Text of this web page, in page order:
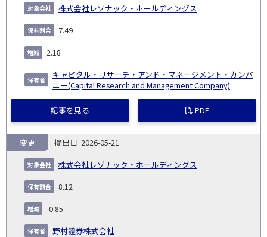
株式会社レゾナック・ホールディングス
7.49
2.18
キャピタル・リサーチ・アンド・マネージメント・カンパ
ニー(Capital Research and Management Company)
記事を見る PDF
2026-05-21
株式会社レゾナック・ホールディングス
変更
8.12
-0.85
野村證券株式会社